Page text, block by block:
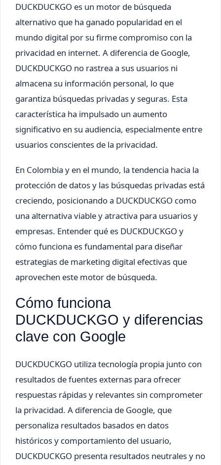
DUCKDUCKGO es un motor de búsqueda
alternativo que ha ganado popularidad en el
mundo digital por su firme compromiso con la
privacidad en internet. A diferencia de Google,
DUCKDUCKGO no rastrea a sus usuarios ni
almacena su información personal, lo que
garantiza búsquedas privadas y seguras. Esta
característica ha impulsado un aumento
significativo en su audiencia, especialmente entre
usuarios conscientes de la privacidad.
En Colombia y en el mundo, la tendencia hacia la
protección de datos y las búsquedas privadas está
creciendo, posicionando a DUCKDUCKGO como
una alternativa viable y atractiva para usuarios y
empresas. Entender qué es DUCKDUCKGO y
cómo funciona es fundamental para diseñar
estrategias de marketing digital efectivas que
aprovechen este motor de búsqueda.
Cómo funciona
DUCKDUCKGO y diferencias
clave con Google
DUCKDUCKGO utiliza tecnología propia junto con
resultados de fuentes externas para ofrecer
respuestas rápidas y relevantes sin comprometer
la privacidad. A diferencia de Google, que
personaliza resultados basados en datos
históricos y comportamiento del usuario,
DUCKDUCKGO presenta resultados neutrales y no